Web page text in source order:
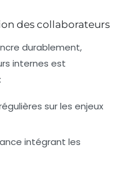
des collaborateurs
durablement,
internes est
sur les enjeux
intégrant les